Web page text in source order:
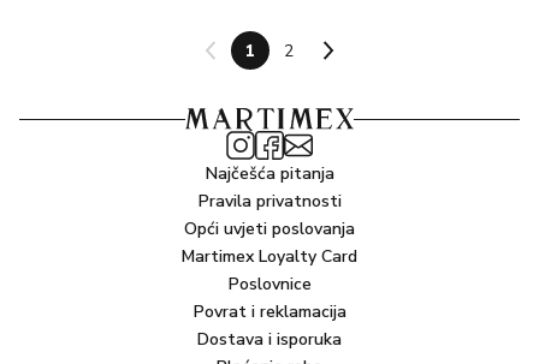
1 2
Najčešća pitanja
Pravila privatnosti
Opći uvjeti poslovanja
Martimex Loyalty Card
Poslovnice
Povrat i reklamacija
Dostava i isporuka